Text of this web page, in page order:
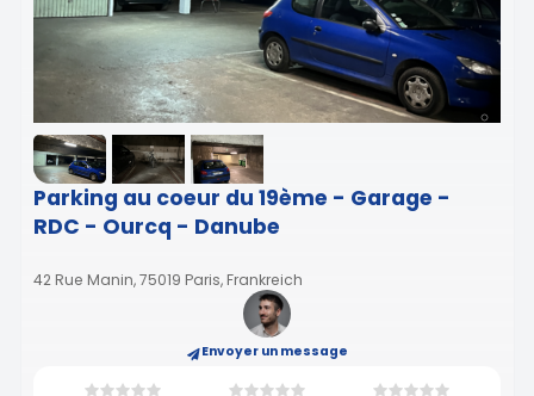
Parking au coeur du 19ème - Garage -
RDC - Ourcq - Danube
42 Rue Manin, 75019 Paris, Frankreich
Envoyer un message